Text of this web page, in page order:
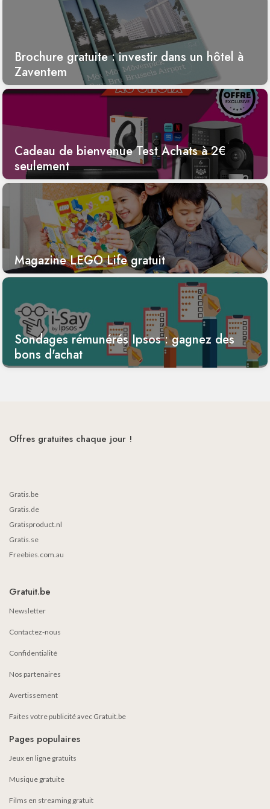
Brochure gratuite : investir dans un hôtel à
Zaventem
Cadeau de bienvenue Test Achats à 2€
seulement
Magazine LEGO Life gratuit
Sondages rémunérés Ipsos : gagnez des
bons d'achat
Offres gratuites chaque jour !
Gratis.be
Gratis.de
Gratisproduct.nl
Gratis.se
Freebies.com.au
Gratuit.be
Newsletter
Contactez-nous
Confidentialité
Nos partenaires
Avertissement
Faites votre publicité avec Gratuit.be
Pages populaires
Jeux en ligne gratuits
Musique gratuite
Films en streaming gratuit